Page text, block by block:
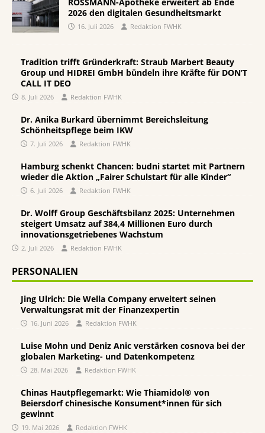
2026 den digitalen Gesundheitsmarkt
16. Juli 2026 Redaktion FWHK
Tradition trifft Gründerkraft: Straub Marbert Beauty
Group und HIDREI GmbH bündeln ihre Kräfte für DON’T
CALL IT DEO
8. Juli 2026 Redaktion FWHK
Dr. Anika Burkard übernimmt Bereichsleitung
Schönheitspflege beim IKW
7. Juli 2026 Redaktion FWHK
Hamburg schenkt Chancen: budni startet mit Partnern
wieder die Aktion „Fairer Schulstart für alle Kinder“
6. Juli 2026 Redaktion FWHK
Dr. Wolff Group Geschäftsbilanz 2025: Unternehmen
steigert Umsatz auf 384,4 Millionen Euro durch
innovationsgetriebenes Wachstum
2. Juli 2026 Redaktion FWHK
PERSONALIEN
Jing Ulrich: Die Wella Company erweitert seinen
Verwaltungsrat mit der Finanzexpertin
16. Juni 2026 Redaktion FWHK
Luise Mohn und Deniz Anic verstärken cosnova bei der
globalen Marketing- und Datenkompetenz
28. Mai 2026 Redaktion FWHK
Chinas Hautpflegemarkt: Wie Thiamidol® von
Beiersdorf chinesische Konsument*innen für sich
gewinnt
19. Mai 2026 Redaktion FWHK